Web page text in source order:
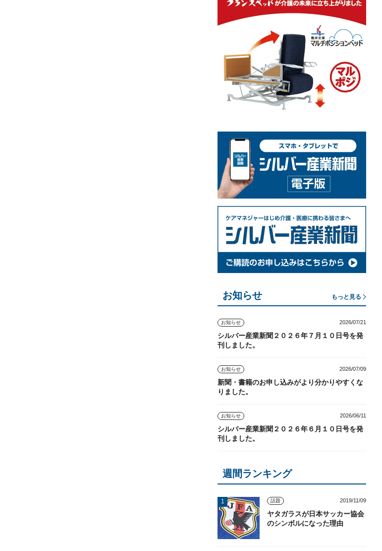
お知らせ もっと見る
お知らせ 2026/07/21
シルバー産業新聞２０２６年７月１０日号を発
刊しました。
お知らせ 2026/07/09
新聞・書籍のお申し込みがより分かりやすくな
りました。
お知らせ 2026/06/11
シルバー産業新聞２０２６年６月１０日号を発
刊しました。
週間ランキング
話題 2019/11/09
ヤタガラスが日本サッカー協会
のシンボルになった理由